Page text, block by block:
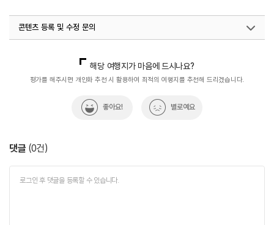
#휴식공간 #휴식여행
콘텐츠 등록 및 수정 문의
해당 여행지가 마음에 드시나요?
평가를 해주시면 개인화 추천 시 활용하여 최적의 여행지를 추천해 드리겠습니다.
좋아요! 별로예요
댓글 (0건)